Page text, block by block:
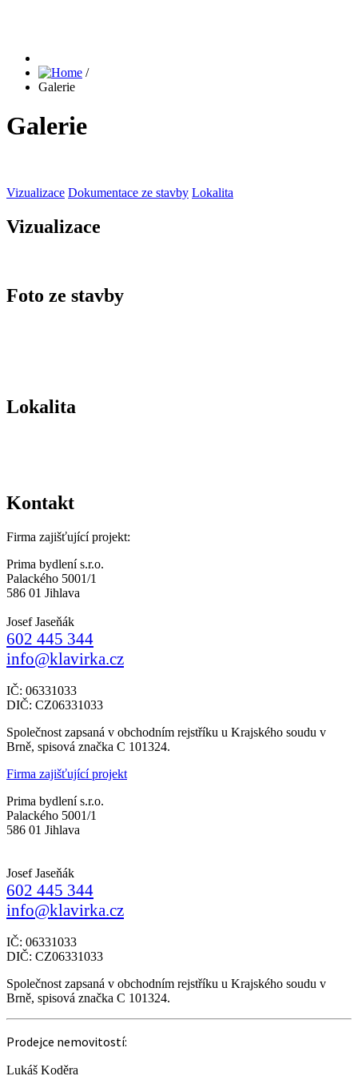
/
Galerie
Galerie
Vizualizace Dokumentace ze stavby Lokalita
Vizualizace
Foto ze stavby
Lokalita
Kontakt
Firma zajišťující projekt:
Prima bydlení s.r.o.
Palackého 5001/1
586 01 Jihlava
Josef Jaseňák
602 445 344
info@klavirka.cz
IČ: 06331033
DIČ: CZ06331033
Společnost zapsaná v obchodním rejstříku u Krajského soudu v
Brně, spisová značka C 101324.
Firma zajišťující projekt
Prima bydlení s.r.o.
Palackého 5001/1
586 01 Jihlava
Josef Jaseňák
602 445 344
info@klavirka.cz
IČ: 06331033
DIČ: CZ06331033
Společnost zapsaná v obchodním rejstříku u Krajského soudu v
Brně, spisová značka C 101324.
Prodejce nemovitostí:
Lukáš Koděra